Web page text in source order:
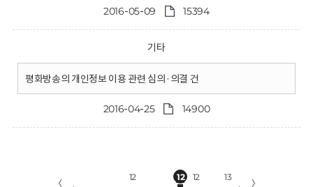
2016-05-09 15394
기타
평화방송의 개인정보 이용 관련 심의·의결 건
2016-04-25 14900
〈
12
12
12
13
〉